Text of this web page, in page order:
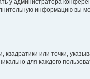
у администратора
информацию вы
или точки,
для каждого